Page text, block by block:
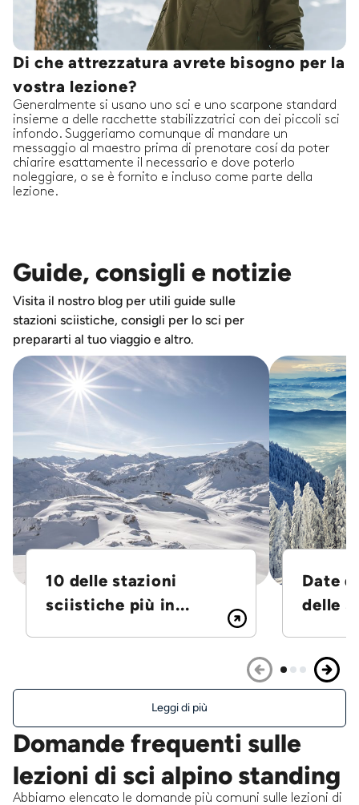
Di che attrezzatura avrete bisogno per la
vostra lezione?
Generalmente si usano uno sci e uno scarpone standard
insieme a delle racchette stabilizzatrici con dei piccoli sci
infondo. Suggeriamo comunque di mandare un
messaggio al maestro prima di prenotare cosí da poter
chiarire esattamente il necessario e dove poterlo
noleggiare, o se è fornito e incluso come parte della
lezione.
Guide, consigli e notizie
Visita il nostro blog per utili guide sulle
stazioni sciistiche, consigli per lo sci per
prepararti al tuo viaggio e altro.
10 delle stazioni
sciistiche più in...
Date
delle
Leggi di più
Domande frequenti sulle
lezioni di sci alpino standing
Abbiamo elencato le domande più comuni sulle lezioni di